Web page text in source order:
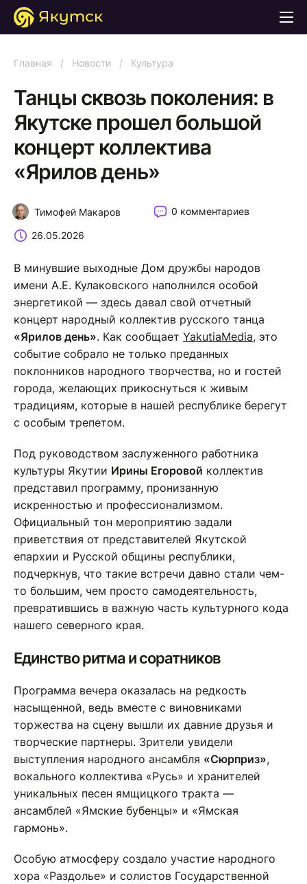
Главная / Новости / Культура
Танцы сквозь поколения: в
Якутске прошел большой
концерт коллектива
«Ярилов день»
Тимофей Макаров 0 комментариев
26.05.2026
В минувшие выходные Дом дружбы народов
имени А.Е. Кулаковского наполнился особой
энергетикой — здесь давал свой отчетный
концерт народный коллектив русского танца
«Ярилов день». Как сообщает YakutiaMedia, это
событие собрало не только преданных
поклонников народного творчества, но и гостей
города, желающих прикоснуться к живым
традициям, которые в нашей республике берегут
с особым трепетом.
Под руководством заслуженного работника
культуры Якутии Ирины Егоровой коллектив
представил программу, пронизанную
искренностью и профессионализмом.
Официальный тон мероприятию задали
приветствия от представителей Якутской
епархии и Русской общины республики,
подчеркнув, что такие встречи давно стали чем-
то большим, чем просто самодеятельность,
превратившись в важную часть культурного кода
нашего северного края.
Единство ритма и соратников
Программа вечера оказалась на редкость
насыщенной, ведь вместе с виновниками
торжества на сцену вышли их давние друзья и
творческие партнеры. Зрители увидели
выступления народного ансамбля «Сюрприз»,
вокального коллектива «Русь» и хранителей
уникальных песен ямщицкого тракта —
ансамблей «Ямские бубенцы» и «Ямская
гармонь».
Особую атмосферу создало участие народного
хора «Раздолье» и солистов Государственной